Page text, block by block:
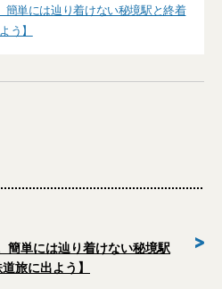
簡単には辿り着けない秘境駅と終着
う】
簡単には辿り着けない秘境駅
旅に出よう】
>